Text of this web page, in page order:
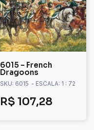
6015 – French
Dragoons
SKU: 6015 - ESCALA: 1 : 72
R$ 107,28